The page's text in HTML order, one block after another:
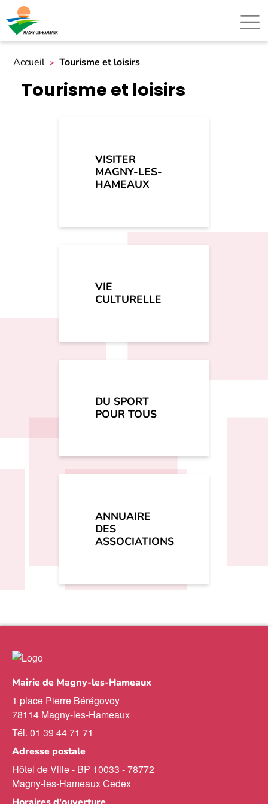
Accueil Tourisme et loisirs
Tourisme et loisirs
VISITER
MAGNY-LES-
HAMEAUX
VIE
CULTURELLE
DU SPORT
POUR TOUS
ANNUAIRE
DES
ASSOCIATIONS
Mairie de Magny-les-Hameaux
1 place Pierre Bérégovoy
78114 Magny-les-Hameaux
Tél. 01 39 44 71 71
Adresse postale
Hôtel de Ville - BP 10033 - 78772
Magny-les-Hameaux Cedex